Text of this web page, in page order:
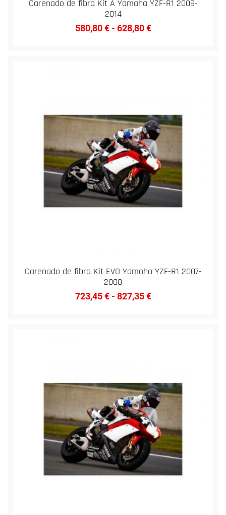
Carenado de fibra Kit A Yamaha YZF-R1 2009-
2014
580,80€ - 628,80€
Carenado de fibra Kit EVO Yamaha YZF-R1 2007-
2008
723,45€ - 827,35€